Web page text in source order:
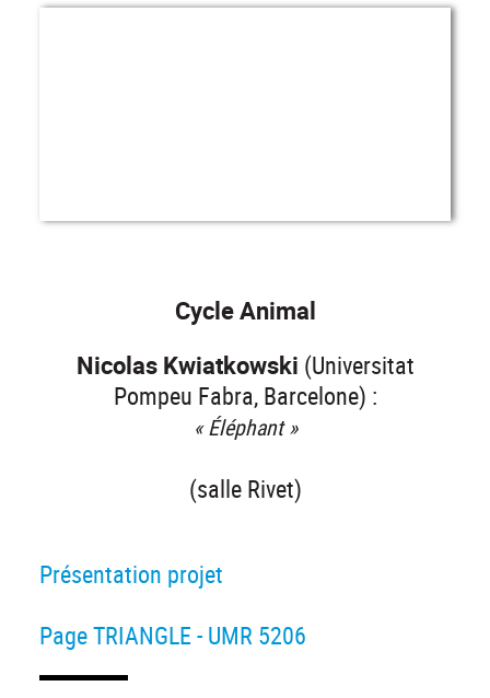
Cycle Animal
Nicolas Kwiatkowski (Universitat
Pompeu Fabra, Barcelone) :
« Éléphant »
(salle Rivet)
Présentation projet
Page TRIANGLE - UMR 5206